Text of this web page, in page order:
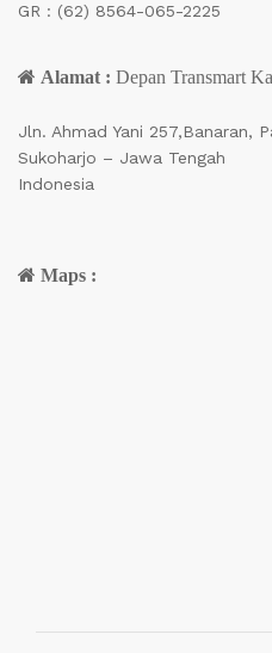
GR : (62) 8564-065-2225
Alamat : Depan Transmart
Jln. Ahmad Yani 257,Banaran,
Sukoharjo – Jawa Tengah
Indonesia
Maps :